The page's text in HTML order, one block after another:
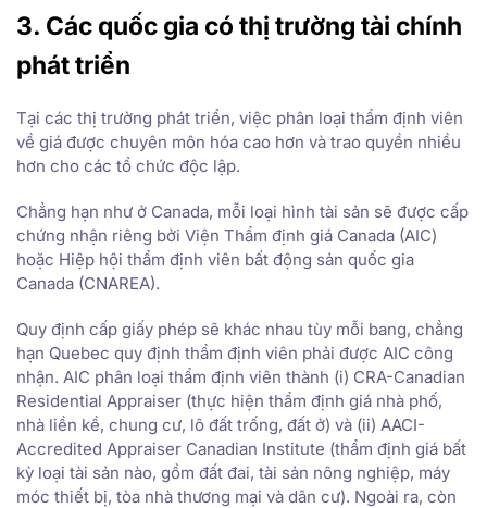
3. Các quốc gia có thị trường tài chính
phát triển
Tại các thị trường phát triển, việc phân loại thẩm định viên
về giá được chuyên môn hóa cao hơn và trao quyền nhiều
hơn cho các tổ chức độc lập.
Chẳng hạn như ở Canada, mỗi loại hình tài sản sẽ được cấp
chứng nhận riêng bởi Viện Thẩm định giá Canada (AIC)
hoặc Hiệp hội thẩm định viên bất động sản quốc gia
Canada (CNAREA).
Quy định cấp giấy phép sẽ khác nhau tùy mỗi bang, chẳng
hạn Quebec quy định thẩm định viên phải được AIC công
nhận. AIC phân loại thẩm định viên thành (i) CRA-Canadian
Residential Appraiser (thực hiện thẩm định giá nhà phố,
nhà liền kề, chung cư, lô đất trống, đất ở) và (ii) AACI-
Accredited Appraiser Canadian Institute (thẩm định giá bất
kỳ loại tài sản nào, gồm đất đai, tài sản nông nghiệp, máy
móc thiết bị, tòa nhà thương mại và dân cư). Ngoài ra, còn